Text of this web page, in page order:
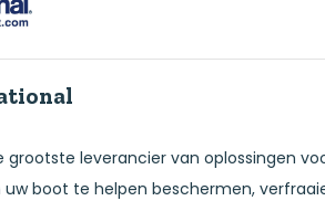
in de herfst en de boot kan direct in de
grootste leverancier van oplossingen
boot te helpen beschermen,